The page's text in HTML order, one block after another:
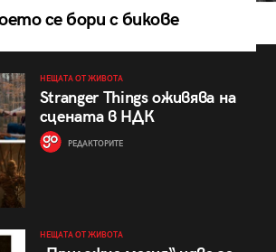
се бори с бикове
НЕЩАТА ОТ ЖИВОТА
Stranger Things оживява на
сцената в НДК
РЕДАКТОРИТЕ
НЕЩАТА ОТ ЖИВОТА